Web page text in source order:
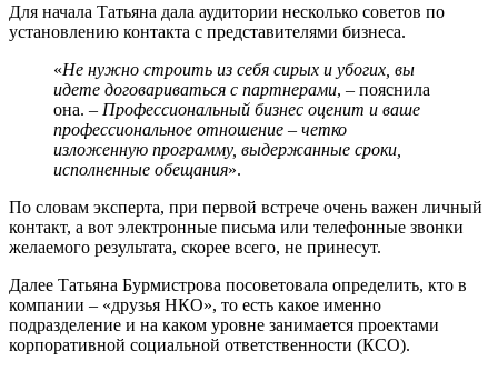
Для начала Татьяна дала аудитории несколько советов по
установлению контакта с представителями бизнеса.
«Не нужно строить из себя сирых и убогих, вы
идете договариваться с партнерами, – пояснила
она. – Профессиональный бизнес оценит и ваше
профессиональное отношение – четко
изложенную программу, выдержанные сроки,
исполненные обещания».
По словам эксперта, при первой встрече очень важен личный
контакт, а вот электронные письма или телефонные звонки
желаемого результата, скорее всего, не принесут.
Далее Татьяна Бурмистрова посоветовала определить, кто в
компании – «друзья НКО», то есть какое именно
подразделение и на каком уровне занимается проектами
корпоративной социальной ответственности (КСО).